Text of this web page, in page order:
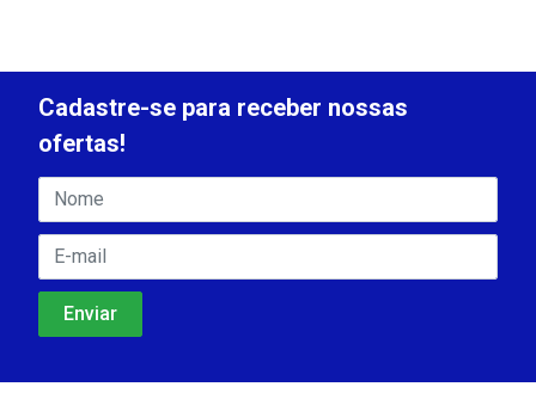
Cadastre-se para receber nossas
ofertas!